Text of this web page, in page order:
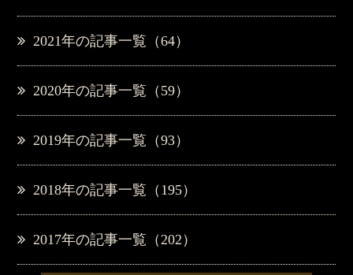
2021年の記事一覧（64）
2020年の記事一覧（59）
2019年の記事一覧（93）
2018年の記事一覧（195）
2017年の記事一覧（202）